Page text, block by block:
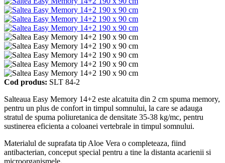
Cod produs: SLT 84-2
Salteaua Easy Memory 14+2 este alcatuita din 2 cm spuma memory,
pentru un plus de confort in timpul somnului, la care se adauga
stratul de spuma poliuretanica de densitate 35-38 kg/mc, pentru
sustinerea eficienta a coloanei vertebrale in timpul somnului.
Materialul de suprafata tip Aloe Vera o completeaza, fiind
antibacterian, conceput special pentru a tine la distanta acarienii si
microorganismele.